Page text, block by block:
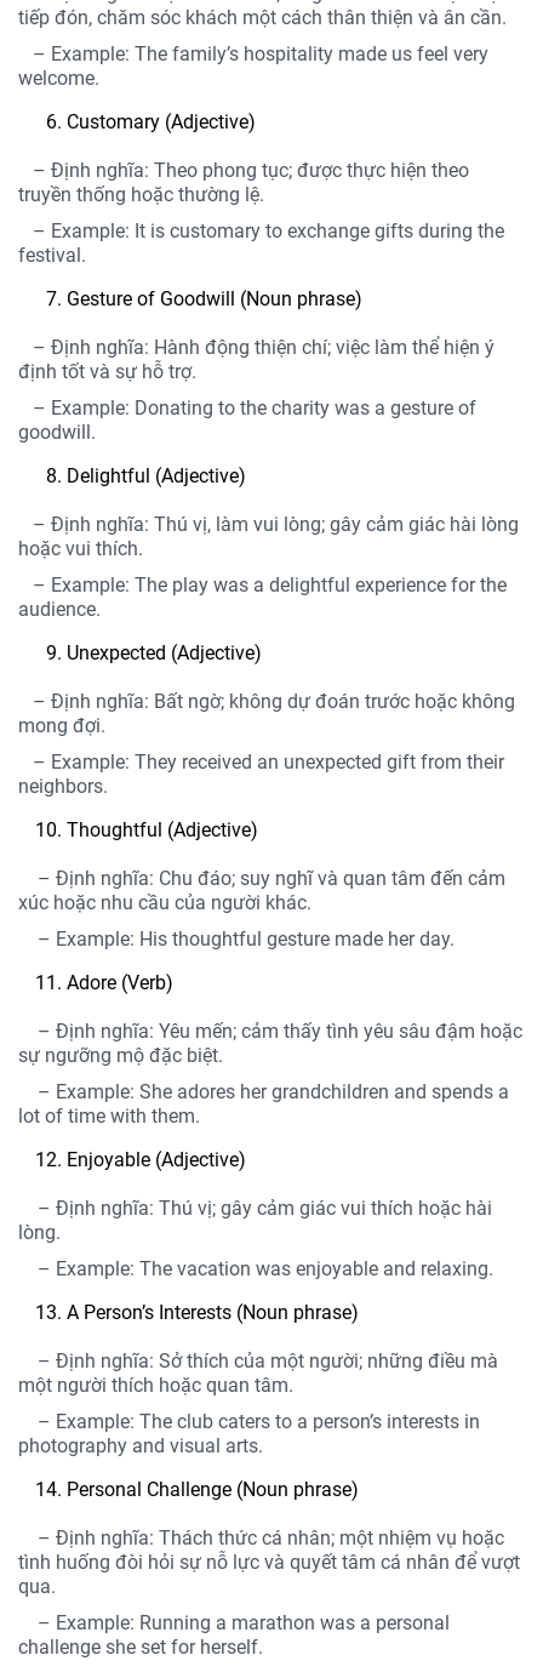
tiếp đón, chăm sóc khách một cách thân thiện và ân cần.
– Example: The family’s hospitality made us feel very
welcome.
Customary (Adjective)
– Định nghĩa: Theo phong tục; được thực hiện theo
truyền thống hoặc thường lệ.
– Example: It is customary to exchange gifts during the
festival.
Gesture of Goodwill (Noun phrase)
– Định nghĩa: Hành động thiện chí; việc làm thể hiện ý
định tốt và sự hỗ trợ.
– Example: Donating to the charity was a gesture of
goodwill.
Delightful (Adjective)
– Định nghĩa: Thú vị, làm vui lòng; gây cảm giác hài lòng
hoặc vui thích.
– Example: The play was a delightful experience for the
audience.
Unexpected (Adjective)
– Định nghĩa: Bất ngờ; không dự đoán trước hoặc không
mong đợi.
– Example: They received an unexpected gift from their
neighbors.
Thoughtful (Adjective)
– Định nghĩa: Chu đáo; suy nghĩ và quan tâm đến cảm
xúc hoặc nhu cầu của người khác.
– Example: His thoughtful gesture made her day.
Adore (Verb)
– Định nghĩa: Yêu mến; cảm thấy tình yêu sâu đậm hoặc
sự ngưỡng mộ đặc biệt.
– Example: She adores her grandchildren and spends a
lot of time with them.
Enjoyable (Adjective)
– Định nghĩa: Thú vị; gây cảm giác vui thích hoặc hài
lòng.
– Example: The vacation was enjoyable and relaxing.
A Person’s Interests (Noun phrase)
– Định nghĩa: Sở thích của một người; những điều mà
một người thích hoặc quan tâm.
– Example: The club caters to a person’s interests in
photography and visual arts.
Personal Challenge (Noun phrase)
– Định nghĩa: Thách thức cá nhân; một nhiệm vụ hoặc
tình huống đòi hỏi sự nỗ lực và quyết tâm cá nhân để vượt
qua.
– Example: Running a marathon was a personal
challenge she set for herself.